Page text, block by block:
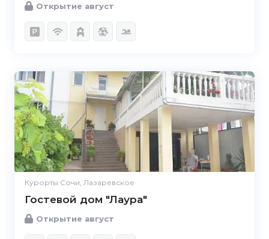
Открытие август
Курорты Сочи, Лазаревское
Гостевой дом "Лаура"
Открытие август